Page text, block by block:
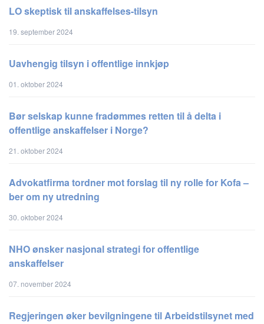
LO skeptisk til anskaffelses-tilsyn
19. september 2024
Uavhengig tilsyn i offentlige innkjøp
01. oktober 2024
Bør selskap kunne fradømmes retten til å delta i
offentlige anskaffelser i Norge?
21. oktober 2024
Advokatfirma tordner mot forslag til ny rolle for Kofa –
ber om ny utredning
30. oktober 2024
NHO ønsker nasjonal strategi for offentlige
anskaffelser
07. november 2024
Regjeringen øker bevilgningene til Arbeidstilsynet med